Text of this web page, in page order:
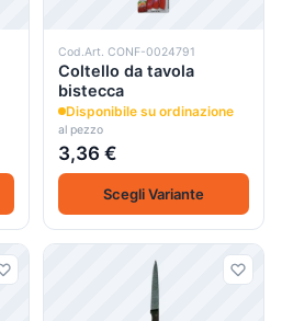
Cod.Art. CONF-0024791
Coltello da tavola
bistecca
Disponibile su ordinazione
al pezzo
3,36 €
Scegli Variante